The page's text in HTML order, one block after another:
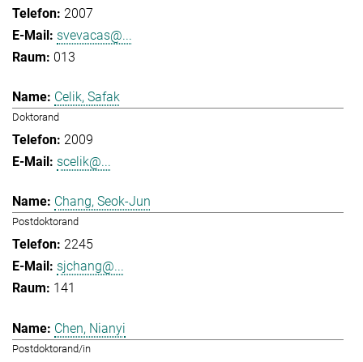
2007
svevacas@...
013
Celik, Safak
Doktorand
2009
scelik@...
Chang, Seok-Jun
Postdoktorand
2245
sjchang@...
141
Chen, Nianyi
Postdoktorand/in